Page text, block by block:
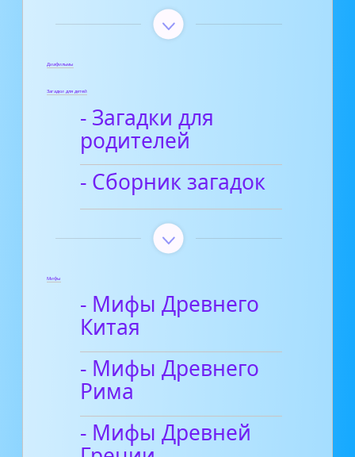
Диафильмы
Загадки для детей
- Загадки для
родителей
- Сборник загадок
Мифы
- Мифы Древнего
Китая
- Мифы Древнего
Рима
- Мифы Древней